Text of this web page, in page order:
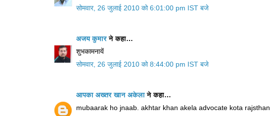
सोमवार, 26 जुलाई 2010 को 6:01:00 pm IST बजे
अजय कुमारने कहा…
शुभकामनायें
सोमवार, 26 जुलाई 2010 को 8:44:00 pm IST बजे
आपका अख्तर खान अकेलाने कहा…
mubaarak ho jnaab. akhtar khan akela advocate kota rajsthan